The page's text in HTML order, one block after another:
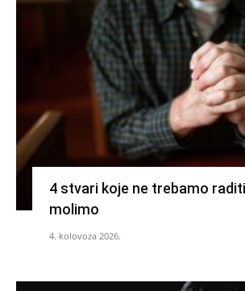
4 stvari koje ne trebamo
molimo
4. kolovoza 2026.